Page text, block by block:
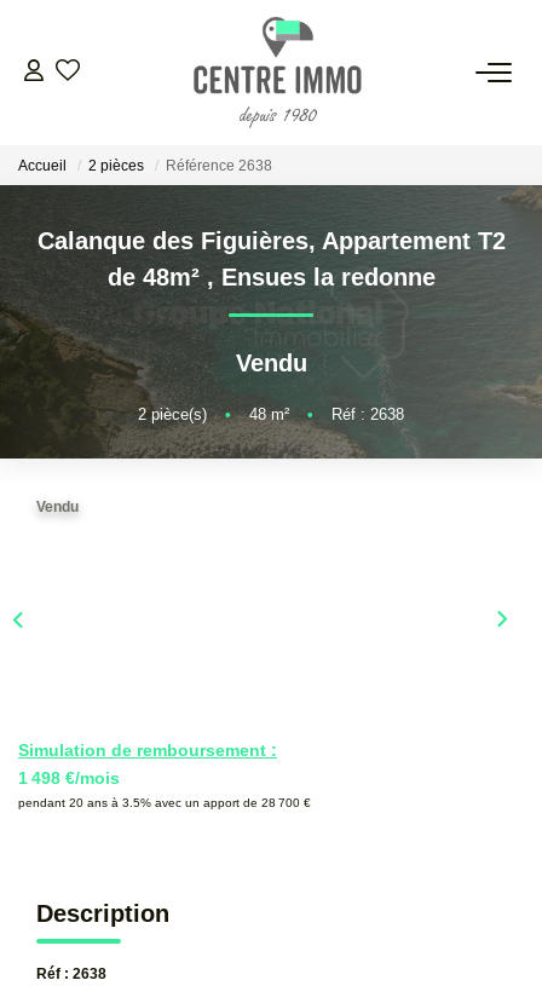
VENTES
GESTION
ESTIMATION
NOS BIENS VENDUS
Accueil 2 pièces Référence 2638
Calanque des Figuières, Appartement T2
de 48m², Ensues la redonne
Vendu
2pièce(s) • 48m² • Réf : 2638
Vendu
Simulation de remboursement :
1 498 €/mois
pendant 20 ans à 3.5% avec un apport de 28 700 €
Description
Réf : 2638